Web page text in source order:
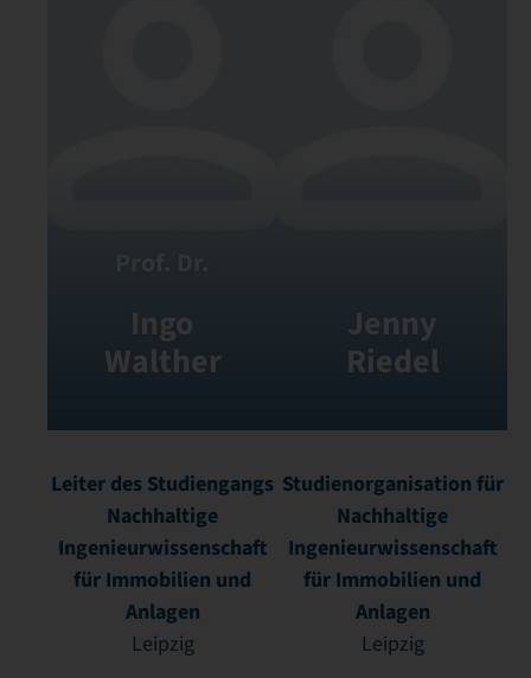
Ingo
Walther
Leiter des Studiengangs
Nachhaltige
Ingenieurwissenschaft
für Immobilien und
Anlagen
Leipzig
Jenny
Riedel
Studienorganisation für
Nachhaltige
Ingenieurwissenschaft
für Immobilien und
Anlagen
Leipzig